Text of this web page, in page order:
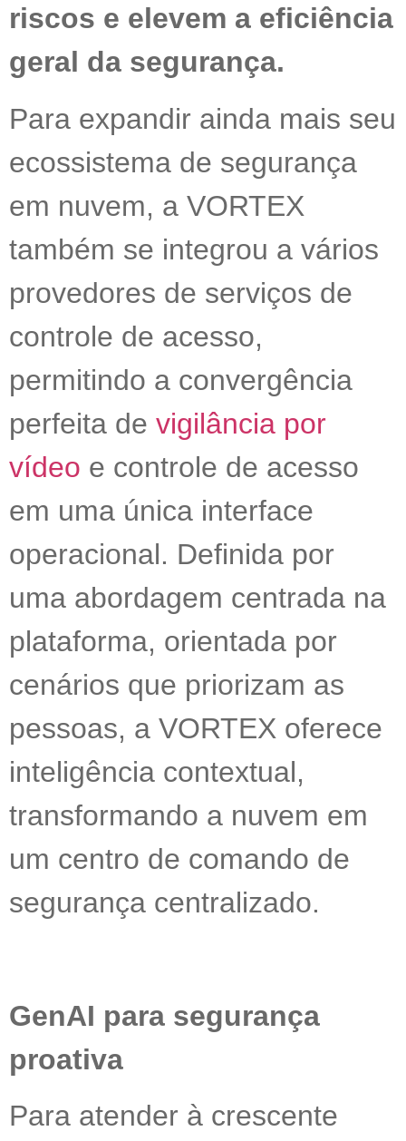
riscos e elevem a eficiência
geral da segurança.
Para expandir ainda mais seu
ecossistema de segurança
em nuvem, a VORTEX
também se integrou a vários
provedores de serviços de
controle de acesso,
permitindo a convergência
perfeita de vigilância por
vídeo e controle de acesso
em uma única interface
operacional. Definida por
uma abordagem centrada na
plataforma, orientada por
cenários que priorizam as
pessoas, a VORTEX oferece
inteligência contextual,
transformando a nuvem em
um centro de comando de
segurança centralizado.
GenAI para segurança
proativa
Para atender à crescente